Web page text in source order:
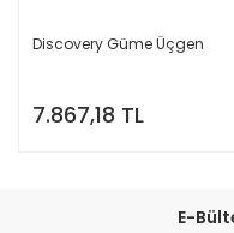
Discovery Güme Üçgen
7.867,18 TL
E-